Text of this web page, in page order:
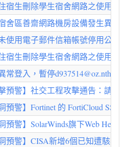
宿生刪除學生宿舍網路之使用資
舍區善齋網路機房設備發生異常
使用電子郵件信箱帳號停用公告
宿生刪除學生宿舍網路之使用資
常登入，暫停
擊預警】社交工程攻擊通告：請
洞預警】Fortinet 的 FortiCloud
洞預警】SolarWinds旗下Web Help
洞預警】CISA新增6個已知遭駭客